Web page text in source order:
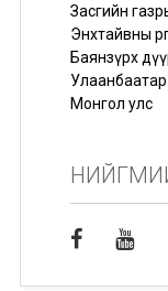
Засгийн
Энхтайвны
Баянзүрх
Монгол улс